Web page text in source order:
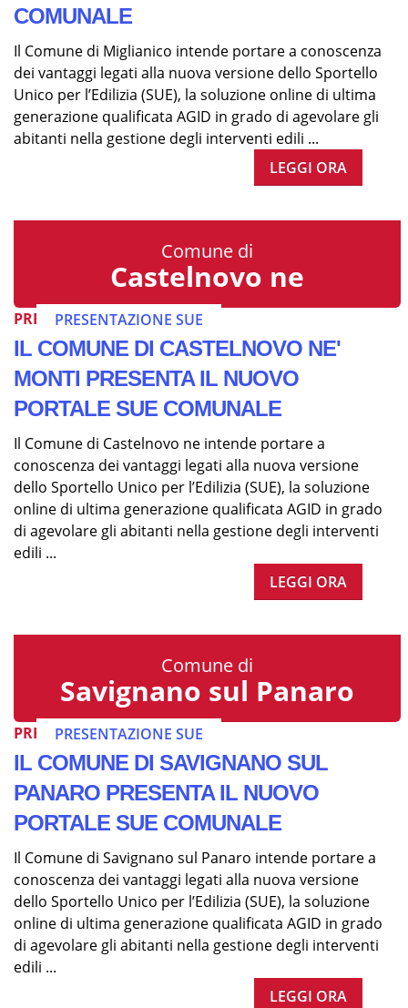
COMUNALE
Il Comune di Miglianico intende portare a conoscenza
dei vantaggi legati alla nuova versione dello Sportello
Unico per l’Edilizia (SUE), la soluzione online di ultima
generazione qualificata AGID in grado di agevolare gli
abitanti nella gestione degli interventi edili ...
LEGGI ORA
PRESENTAZIONE SUE
Comune di
Castelnovo ne
PRESENTAZIONE SUE
IL COMUNE DI CASTELNOVO NE'
MONTI PRESENTA IL NUOVO
PORTALE SUE COMUNALE
Il Comune di Castelnovo ne intende portare a
conoscenza dei vantaggi legati alla nuova versione
dello Sportello Unico per l’Edilizia (SUE), la soluzione
online di ultima generazione qualificata AGID in grado
di agevolare gli abitanti nella gestione degli interventi
edili ...
LEGGI ORA
PRESENTAZIONE SUE
Comune di
Savignano sul Panaro
PRESENTAZIONE SUE
IL COMUNE DI SAVIGNANO SUL
PANARO PRESENTA IL NUOVO
PORTALE SUE COMUNALE
Il Comune di Savignano sul Panaro intende portare a
conoscenza dei vantaggi legati alla nuova versione
dello Sportello Unico per l’Edilizia (SUE), la soluzione
online di ultima generazione qualificata AGID in grado
di agevolare gli abitanti nella gestione degli interventi
edili ...
LEGGI ORA